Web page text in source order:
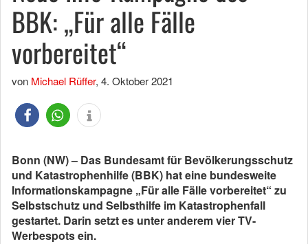
BBK: „Für alle Fälle
vorbereitet“
von Michael Rüffer, 4. Oktober 2021
Bonn (NW) – Das Bundesamt für Bevölkerungsschutz
und Katastrophenhilfe (BBK) hat eine bundesweite
Informationskampagne „Für alle Fälle vorbereitet“ zu
Selbstschutz und Selbsthilfe im Katastrophenfall
gestartet. Darin setzt es unter anderem vier TV-
Werbespots ein.